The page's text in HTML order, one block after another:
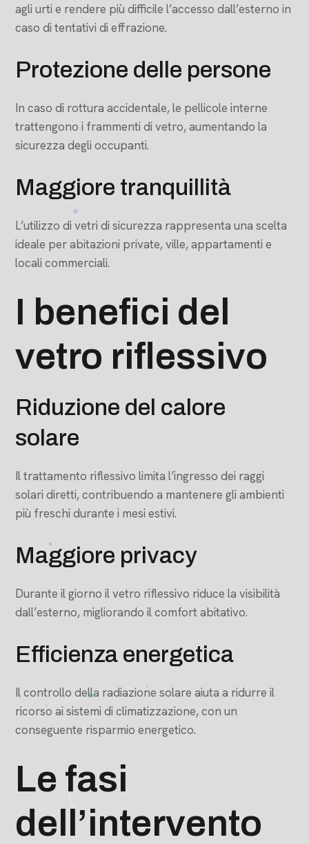
agli urti e rendere più difficile l’accesso dall’esterno in
caso di tentativi di effrazione.
Protezione delle persone
In caso di rottura accidentale, le pellicole interne
trattengono i frammenti di vetro, aumentando la
sicurezza degli occupanti.
Maggiore tranquillità
L’utilizzo di vetri di sicurezza rappresenta una scelta
ideale per abitazioni private, ville, appartamenti e
locali commerciali.
I benefici del
vetro riflessivo
Riduzione del calore
solare
Il trattamento riflessivo limita l’ingresso dei raggi
solari diretti, contribuendo a mantenere gli ambienti
più freschi durante i mesi estivi.
Maggiore privacy
Durante il giorno il vetro riflessivo riduce la visibilità
dall’esterno, migliorando il comfort abitativo.
Efficienza energetica
Il controllo della radiazione solare aiuta a ridurre il
ricorso ai sistemi di climatizzazione, con un
conseguente risparmio energetico.
Le fasi
dell’intervento